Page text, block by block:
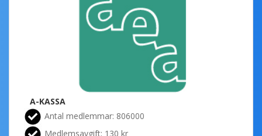
A-KASSA
Antal medlemmar: 806000
Medlemsavgift: 130 kr